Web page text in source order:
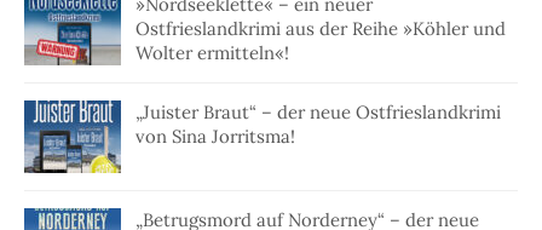
Ostfrieslandkrimi aus der Reihe »Köhler und
Wolter ermitteln«!
„Juister Braut“ – der neue Ostfrieslandkrimi
von Sina Jorritsma!
„Betrugsmord auf Norderney“ – der neue